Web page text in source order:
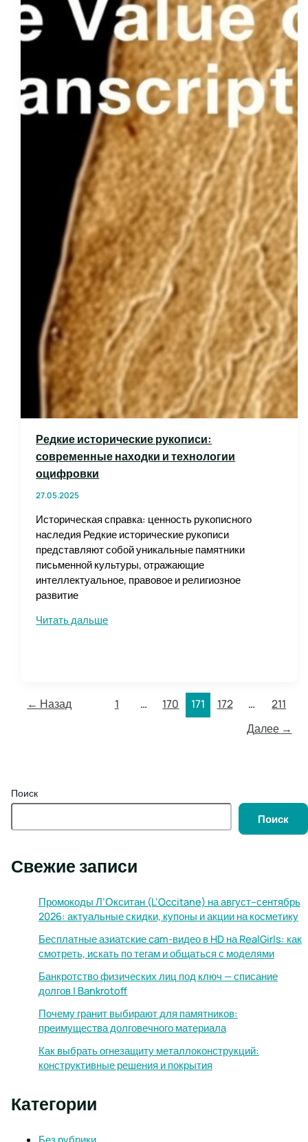
Поиск
Поиск
Свежие записи
Промокоды Л’Окситан (L’Occitane) на август–сентябрь
2026: актуальные скидки, купоны и акции на косметику
Бесплатные азиатские cam-видео в HD на RealGirls: как
смотреть, искать по тегам и общаться с моделями
Банкротство физических лиц под ключ — списание
долгов | Bankrotoff
Почему гранит выбирают для памятников:
преимущества долговечного материала
Как выбрать огнезащиту металлоконструкций:
конструктивные решения и покрытия
Категории
Без рубрики
Редкие исторические рукописи:
современные находки и технологии
оцифровки
27.05.2025
Историческая справка: ценность рукописного
наследия Редкие исторические рукописи
представляют собой уникальные памятники
письменной культуры, отражающие
интеллектуальное, правовое и религиозное
развитие
Редкие
технологии
Читать дальше
← Назад 1 … 170 171 172 …
211
Далее →